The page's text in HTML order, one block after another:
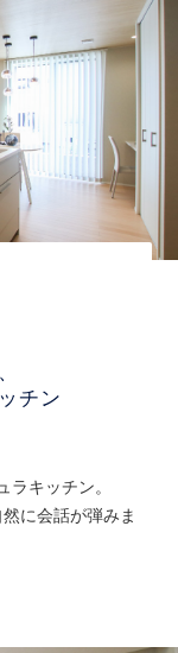
チン
ラキッチン。
に会話が弾みま